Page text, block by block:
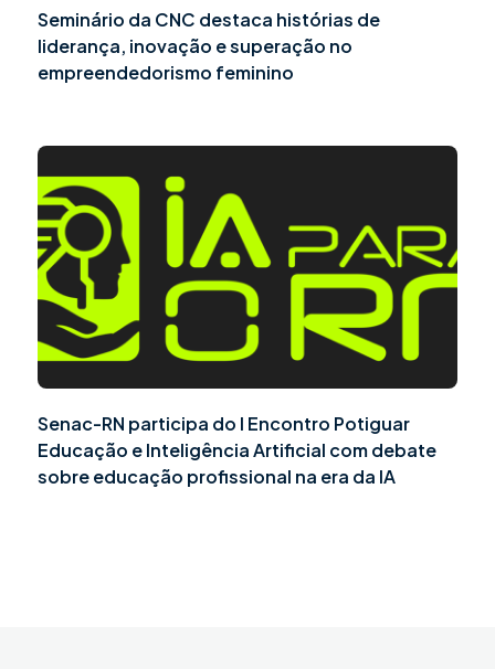
Seminário da CNC destaca histórias de
liderança, inovação e superação no
empreendedorismo feminino
Senac-RN participa do I Encontro Potiguar
Educação e Inteligência Artificial com debate
sobre educação profissional na era da IA